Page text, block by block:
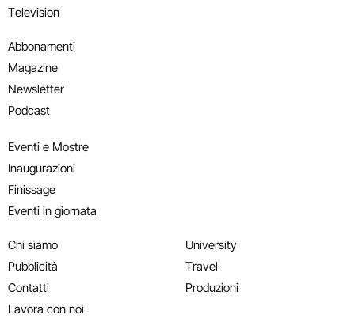
Television
Abbonamenti
Magazine
Newsletter
Podcast
Eventi e Mostre
Inaugurazioni
Finissage
Eventi in giornata
Chi siamo
Pubblicità
Contatti
Lavora con noi
University
Travel
Produzioni